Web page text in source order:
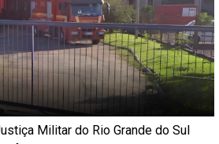
Militar do Rio Grande do Sul